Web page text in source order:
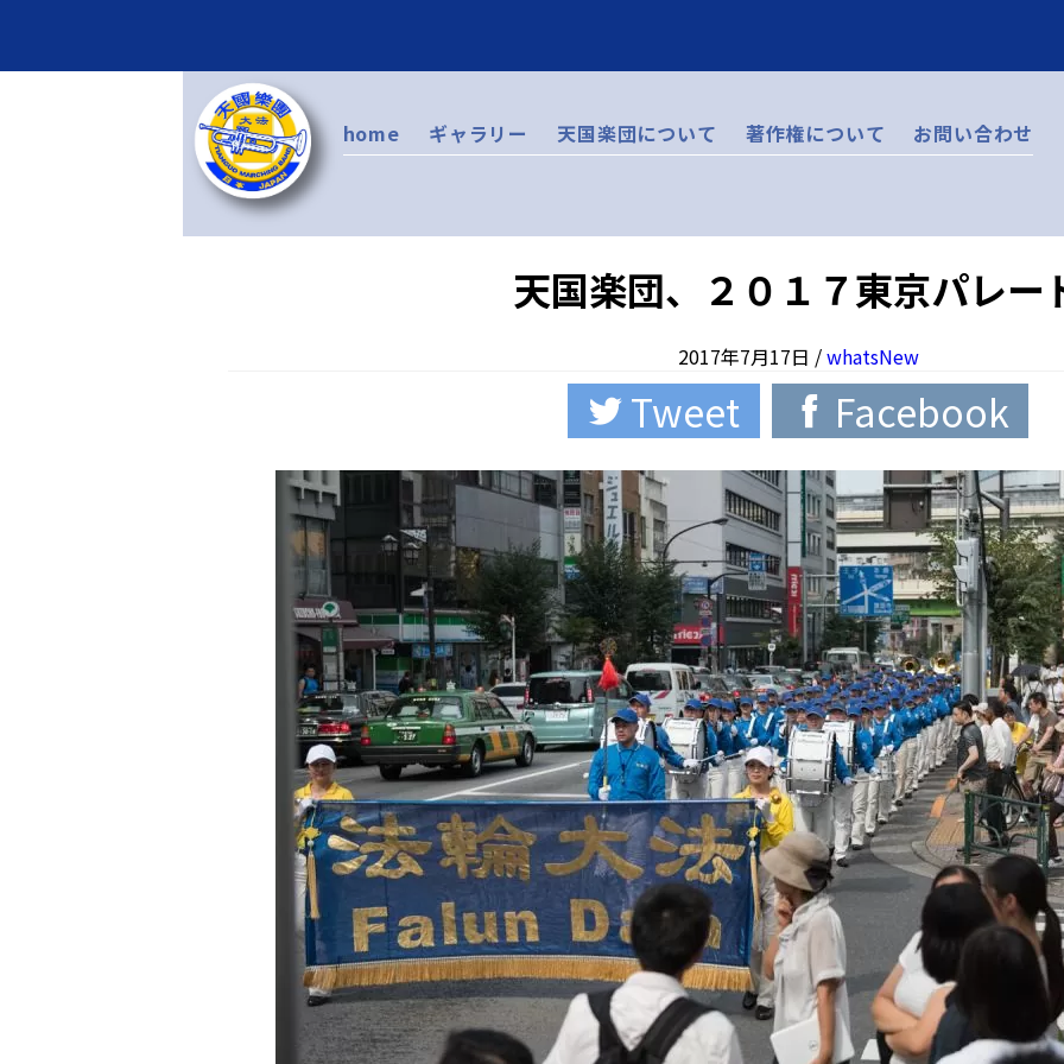
home ギャラリー 天国楽団について 著作権について お問い合わせ
天国楽団、２０１７東京パレー
2017年7月17日 /whatsNew
Tweet Facebook